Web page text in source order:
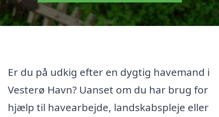
Er du på udkig efter en dygtig havemand i
Vesterø Havn? Uanset om du har brug for
hjælp til havearbejde, landskabspleje eller